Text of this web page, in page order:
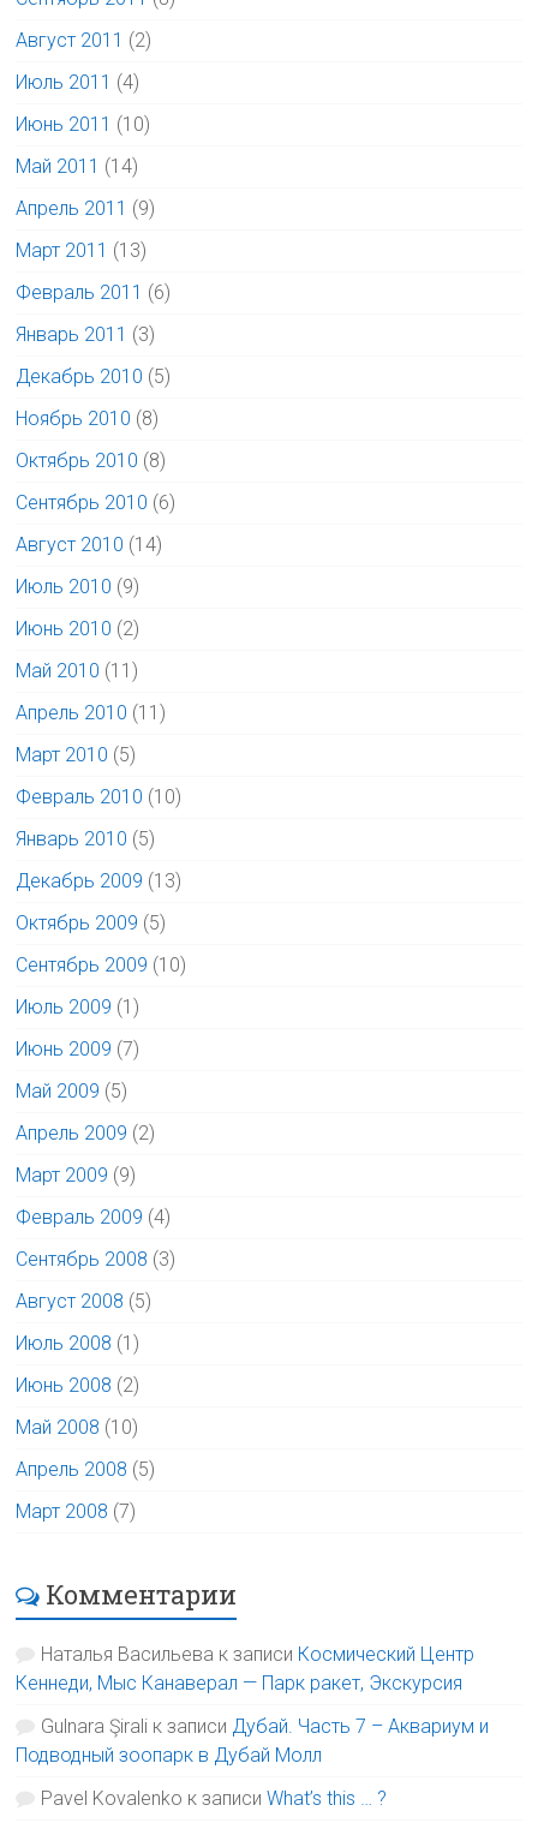
Август 2011 (2)
Июль 2011 (4)
Июнь 2011 (10)
Май 2011 (14)
Апрель 2011 (9)
Март 2011 (13)
Февраль 2011 (6)
Январь 2011 (3)
Декабрь 2010 (5)
Ноябрь 2010 (8)
Октябрь 2010 (8)
Сентябрь 2010 (6)
Август 2010 (14)
Июль 2010 (9)
Июнь 2010 (2)
Май 2010 (11)
Апрель 2010 (11)
Март 2010 (5)
Февраль 2010 (10)
Январь 2010 (5)
Декабрь 2009 (13)
Октябрь 2009 (5)
Сентябрь 2009 (10)
Июль 2009 (1)
Июнь 2009 (7)
Май 2009 (5)
Апрель 2009 (2)
Март 2009 (9)
Февраль 2009 (4)
Сентябрь 2008 (3)
Август 2008 (5)
Июль 2008 (1)
Июнь 2008 (2)
Май 2008 (10)
Апрель 2008 (5)
Март 2008 (7)
Комментарии
Наталья Васильева к записи Космический Центр
Кеннеди, Мыс Канаверал — Парк ракет, Экскурсия
Gulnara Şirali к записи Дубай. Часть 7 – Аквариум и
Подводный зоопарк в Дубай Молл
Pavel Kovalenko к записиWhat’s this … ?